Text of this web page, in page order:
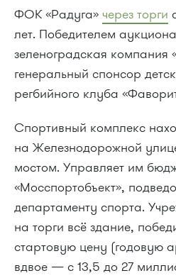
ФОК «Радуга» через торги
лет. Победителем
зеленоградская
генеральный спонсор
регбийного клуба
Спортивный комплекс
на Железнодорожной
мостом. Управляет им
«Мосспортобъект»,
департаменту спорта.
на торги всё здание,
стартовую цену (годовую
вдвое — с 13,5 до 27